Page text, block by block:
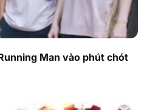
Man vào phút chót